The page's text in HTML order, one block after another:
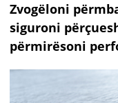
Zvogëloni
siguroni
përmirësoni